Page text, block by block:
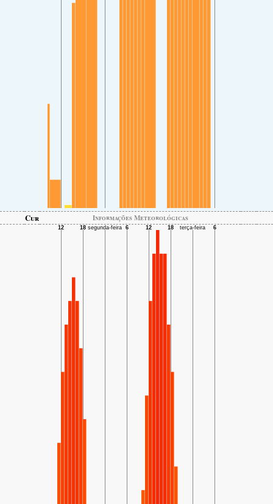
Cur Informações Meteorológicas